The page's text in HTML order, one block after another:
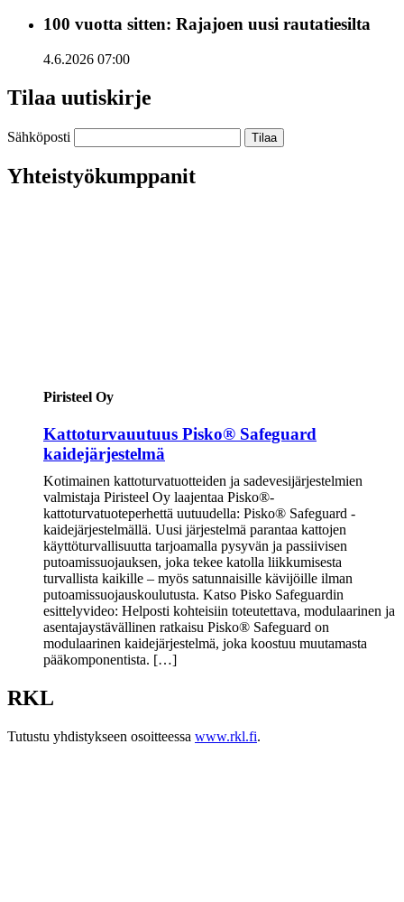
100 vuotta sitten: Rajajoen uusi rautatiesilta
4.6.2026 07:00
Tilaa uutiskirje
Sähköposti
Yhteistyökumppanit
Piristeel Oy
Kattoturvauutuus Pisko® Safeguard
kaidejärjestelmä
Kotimainen kattoturvatuotteiden ja sadevesijärjestelmien
valmistaja Piristeel Oy laajentaa Pisko®-
kattoturvatuoteperhettä uutuudella: Pisko® Safeguard -
kaidejärjestelmällä. Uusi järjestelmä parantaa kattojen
käyttöturvallisuutta tarjoamalla pysyvän ja passiivisen
putoamissuojauksen, joka tekee katolla liikkumisesta
turvallista kaikille – myös satunnaisille kävijöille ilman
putoamissuojauskoulutusta. Katso Pisko Safeguardin
esittelyvideo: Helposti kohteisiin toteutettava, modulaarinen ja
asentajaystävällinen ratkaisu Pisko® Safeguard on
modulaarinen kaidejärjestelmä, joka koostuu muutamasta
pääkomponentista. […]
RKL
Tutustu yhdistykseen osoitteessa www.rkl.fi.